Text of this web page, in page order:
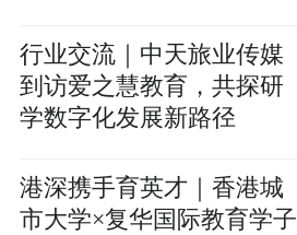
行业交流｜中天旅业传媒
到访爱之慧教育，共探研
学数字化发展新路径
港深携手育英才｜香港城
市大学×复华国际教育学子